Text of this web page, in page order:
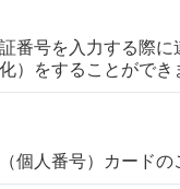
番号を入力する際に
）をすることができ
個人番号）カードの